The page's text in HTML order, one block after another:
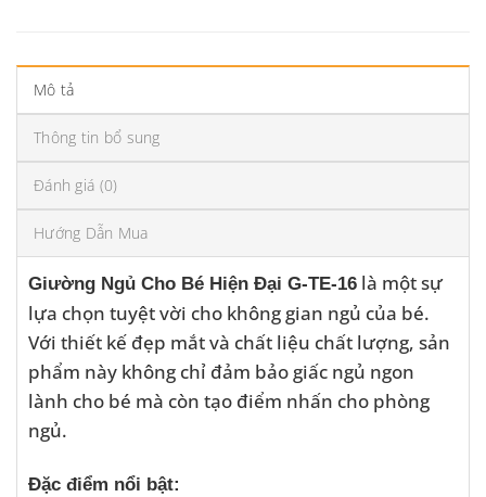
Mô tả
Thông tin bổ sung
Đánh giá (0)
Hướng Dẫn Mua
Giường Ngủ Cho Bé Hiện Đại G-TE-16 là một sự
lựa chọn tuyệt vời cho không gian ngủ của bé.
Với thiết kế đẹp mắt và chất liệu chất lượng, sản
phẩm này không chỉ đảm bảo giấc ngủ ngon
lành cho bé mà còn tạo điểm nhấn cho phòng
ngủ.
Đặc điểm nổi bật: